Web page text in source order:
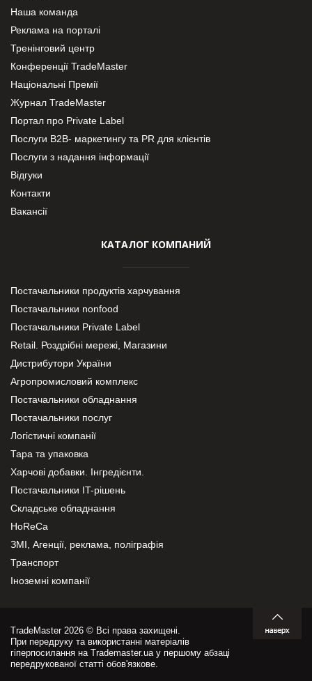
Наша команда
Реклама на порталі
Тренінговий центр
Конференції TradeMaster
Національні Премії
Журнал TradeMaster
Портал про Private Label
Послуги В2В- маркетингу та PR для клієнтів
Послуги з надання інформації
Відгуки
Контакти
Вакансії
КАТАЛОГ КОМПАНИЙ
Постачальники продуктів харчування
Постачальники nonfood
Постачальники Private Label
Retail. Роздрібні мережі, Магазини
Дистрибутори України
Агропромисловий комплекс
Постачальники обладнання
Постачальники послуг
Логістичні компанії
Тара та упаковка
Харчові добавки. Інгредієнти.
Постачальники IT-рішень
Складське обладнання
HoReCa
ЗМІ, Агенції, реклама, поліграфія
Транспорт
Іноземні компанії
TradeMaster 2026 © Всі права захищені.
При передруку та використанні матеріалів
гіперпосилання на Trademaster.ua у першому абзаці
передрукованої статті обов'язкове.